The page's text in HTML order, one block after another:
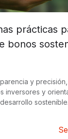
prácticas
bonos
y
inversores y
sostenible.